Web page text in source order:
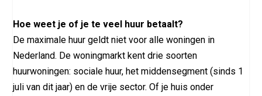
Hoe weet je of je te veel huur betaalt?
De maximale huur geldt niet voor alle woningen in
Nederland. De woningmarkt kent drie soorten
huurwoningen: sociale huur, het middensegment (sinds 1
juli van dit jaar) en de vrije sector. Of je huis onder